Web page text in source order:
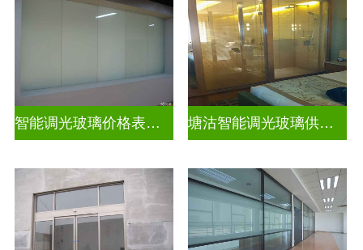
智能调光玻璃价格表图片及价格 塘沽智能调光玻璃供应商